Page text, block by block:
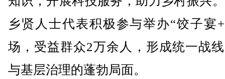
乡贤人士代表积极参与举办“饺子宴
场，受益群众2万余人，形成统一战
与基层治理的蓬勃局面。